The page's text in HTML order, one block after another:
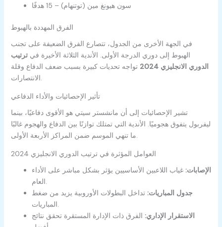
سون هيونغ مين (توتنهام) – 15 هدفًا
الفرق المهددة بالهبوط
في الجهة الأخرى من الجدول، تتصارع الفرق الضعيفة على تجنب
الهبوط إلى دوري الدرجة الأولى. الأندية الثلاثة الأخيرة فيترتيب
الدوري الانجليزي 2024
تواجه تحديات كبيرة بسبب ضعف الدفاع وقلة
الانتصارات.
تأثير الإحصائيات والأداء الدفاعي
تشير الإحصائيات إلى أن مانشستر سيتي هو الأقوى دفاعيًا، بينما
ليفربول يتفوق هجوميًا. الأندية التي تمتلك توازنًا بين الدفاع والهجوم غالبًا
ما تنهي الموسم ضمن المراكز الأربعة الأولى.
العوامل المؤثرة في ترتيب الدوري الانجليزي 2024
الإصابات: غياب اللاعبين الأساسيين يؤثر بشكل مباشر على الأداء
جدول المباريات: تداخل البطولات الأوروبية يزيد من ضغط
الاستقرار الإداري: الفرق ذات الإدارة المستقرة تحقق نتائج